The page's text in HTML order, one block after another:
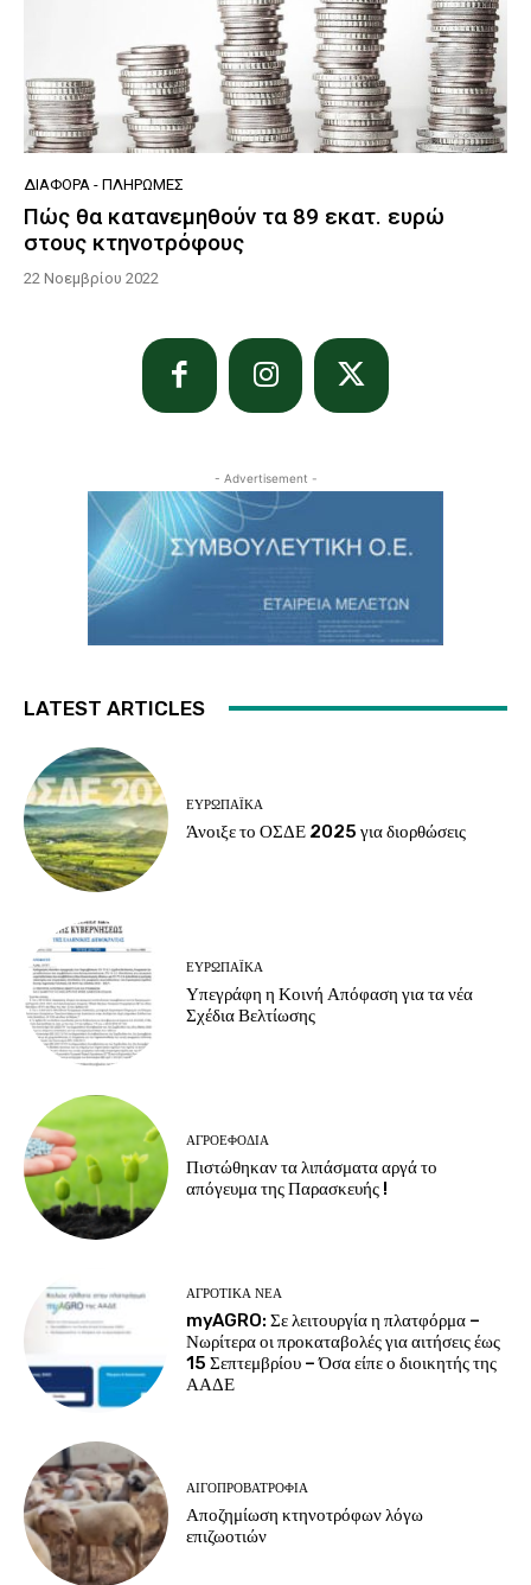
ΔΙΆΦΟΡΑ - ΠΛΗΡΩΜΈΣ
Πώς θα κατανεμηθούν τα 89 εκατ. ευρώ
στους κτηνοτρόφους
22 Νοεμβρίου 2022
- Advertisement -
LATEST ARTICLES
ΕΥΡΩΠΑΪΚΆ
Άνοιξε το ΟΣΔΕ 2025 για διορθώσεις
ΕΥΡΩΠΑΪΚΆ
Υπεγράφη η Κοινή Απόφαση για τα νέα
Σχέδια Βελτίωσης
ΑΓΡΟΕΦΌΔΙΑ
Πιστώθηκαν τα λιπάσματα αργά το
απόγευμα της Παρασκευής !
ΑΓΡΟΤΙΚΆ ΝΈΑ
myAGRO: Σε λειτουργία η πλατφόρμα –
Νωρίτερα οι προκαταβολές για αιτήσεις έως
15 Σεπτεμβρίου – Όσα είπε ο διοικητής της
ΑΑΔΕ
ΑΙΓΟΠΡΟΒΑΤΡΟΦΊΑ
Αποζημίωση κτηνοτρόφων λόγω
επιζωοτιών